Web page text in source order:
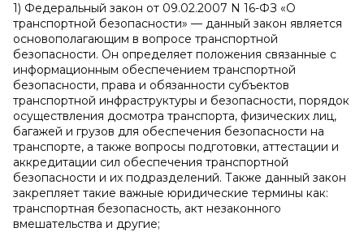
1) Федеральный закон от 09.02.2007 N 16-ФЗ «О
транспортной безопасности» — данный закон является
основополагающим в вопросе транспортной
безопасности. Он определяет положения связанные с
информационным обеспечением транспортной
безопасности, права и обязанности субъектов
транспортной инфраструктуры и безопасности, порядок
осуществления досмотра транспорта, физических лиц,
багажей и грузов для обеспечения безопасности на
транспорте, а также вопросы подготовки, аттестации и
аккредитации сил обеспечения транспортной
безопасности и их подразделений. Также данный закон
закрепляет такие важные юридические термины как:
транспортная безопасность, акт незаконного
вмешательства и другие;